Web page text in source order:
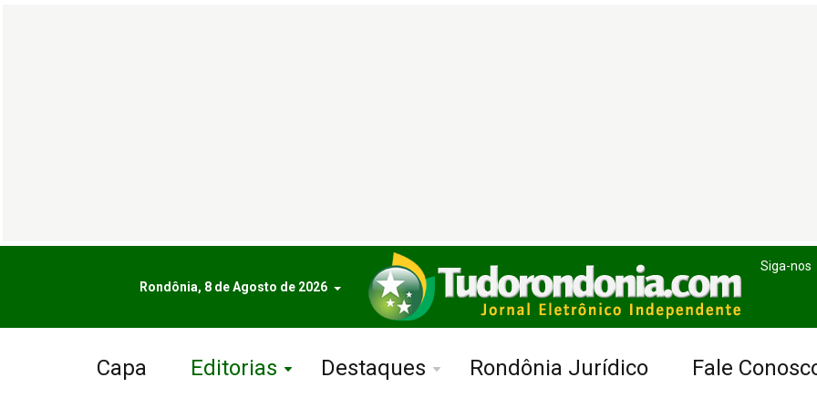
Rondônia, 8 de Agosto de 2026
Siga-nos
Capa Editorias Destaques Rondônia Jurídico Fale